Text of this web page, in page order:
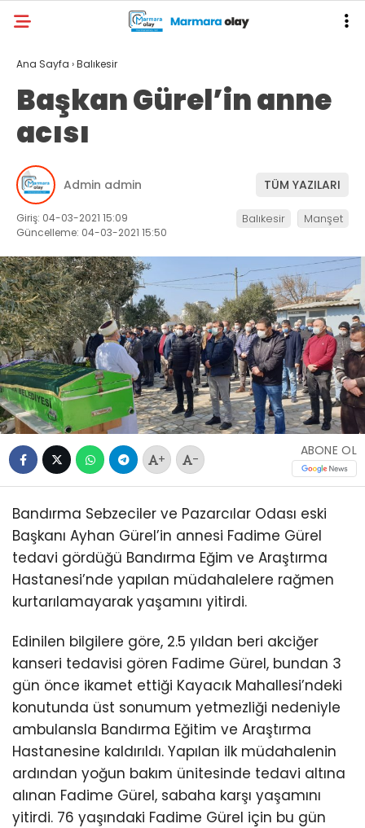
Ana Sayfa ›Balıkesir
Başkan Gürel’in anne
acısı
Admin admin TÜM YAZILARI
Giriş: 04-03-2021 15:09
Güncelleme: 04-03-2021 15:50
Balıkesir Manşet
+ -
ABONE OL
Bandırma Sebzeciler ve Pazarcılar Odası eski
Başkanı Ayhan Gürel’in annesi Fadime Gürel
tedavi gördüğü Bandırma Eğim ve Araştırma
Hastanesi’nde yapılan müdahalelere rağmen
kurtarılamayarak yaşamını yitirdi.
Edinilen bilgilere göre, 2.5 yıldan beri akciğer
kanseri tedavisi gören Fadime Gürel, bundan 3
gün önce ikamet ettiği Kayacık Mahallesi’ndeki
konutunda üst sonumum yetmezliği nedeniyle
ambulansla Bandırma Eğitim ve Araştırma
Hastanesine kaldırıldı. Yapılan ilk müdahalenin
ardından yoğun bakım ünitesinde tedavi altına
alınan Fadime Gürel, sabaha karşı yaşamını
yitirdi. 76 yaşındaki Fadime Gürel için bu gün